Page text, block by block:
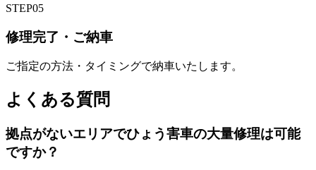
STEP05
修理完了・ご納車
ご指定の方法・タイミングで納車いたします。
よくある質問
拠点がないエリアでひょう害車の大量修理は可能
ですか？